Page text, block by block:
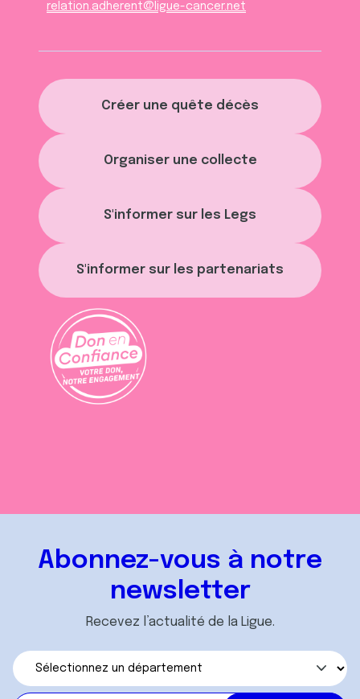
Créer une quête décès
Organiser une collecte
S'informer sur les Legs
S'informer sur les partenariats
relation.adherent@ligue-cancer.net
Abonnez-vous à notre
newsletter
Recevez l’actualité de la Ligue.